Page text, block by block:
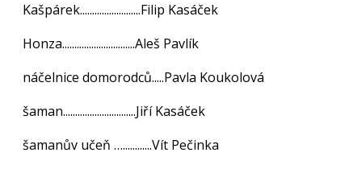
Kašpárek.........................Filip Kasáček
Honza..............................Aleš Pavlík
náčelnice domorodců.....Pavla Koukolová
šaman..............................Jiří Kasáček
šamanův učeň …............Vít Pečinka